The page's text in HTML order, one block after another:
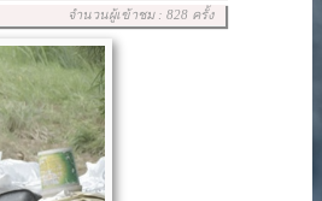
จำนวนผู้เข้าชม : 828 ครั้ง